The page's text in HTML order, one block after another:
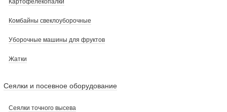
Картофелекопалки
Комбайны свеклоуборочные
Уборочные машины для фруктов
Жатки
Сеялки и посевное оборудование
Сеялки точного высева